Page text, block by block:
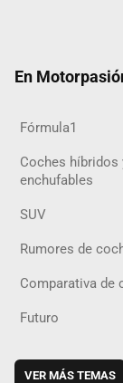
En
Fórmula1
Coches híbridos
enchufables
SUV
Rumores de
Comparativa de
Futuro
VER MÁS TEMAS